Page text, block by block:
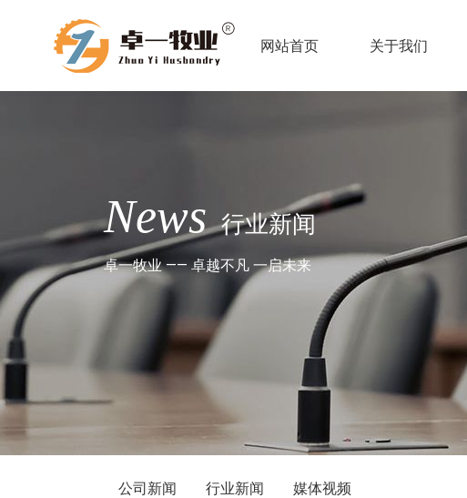
网站首页 关于我们
News 行业新闻
卓一牧业 —— 卓越不凡 一启未来
公司新闻 行业新闻 媒体视频